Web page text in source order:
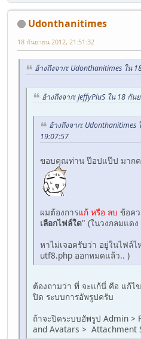
Udonthanitimes
18 กันยายน 2012, 21:51:32
อ้างถึงจาก: Udonthanitimes ใน
อ้างถึงจาก: JeffyPluS ใน 18 กั
อ้างถึงจาก: Udonthanitimes
19:07:57
ขอบคุณท่าน ป๊อปแป๊ป มาก
ผมต้องการแก้ หรือ ลบ ข้อค
เลือกไฟล์ใด" (ในวงกลมแด
หาไม่เจอครับว่า อยู่ในไฟล์
utf8.php ออกหมดแล้ว.. )
ต้องถามว่า ที่ จะแก้นี่ คือ แก้ไ
ปิด ระบบการอัพรูปครับ
ถ้าจะปิดระบบอัพรูป Admin >
and Avatars > Attachment